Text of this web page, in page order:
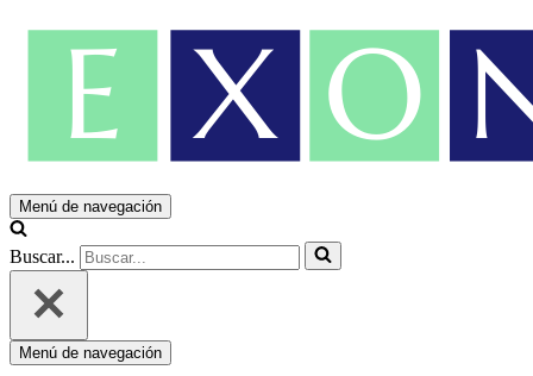
Menú de navegación
Buscar...
Menú de navegación